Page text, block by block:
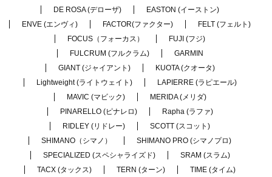
DE ROSA (デローザ)
EASTON (イーストン)
ENVE (エンヴィ)
FACTOR(ファクター)
FELT (フェルト)
FOCUS（フォーカス）
FUJI (フジ)
FULCRUM (フルクラム)
GARMIN
GIANT (ジャイアント)
KUOTA (クオータ)
Lightweight (ライトウェイト)
LAPIERRE (ラピエール)
MAVIC (マビック)
MERIDA (メリダ)
PINARELLO (ピナレロ)
Rapha (ラファ)
RIDLEY (リドレー)
SCOTT (スコット)
SHIMANO（シマノ）
SHIMANO PRO (シマノプロ)
SPECIALIZED (スペシャライズド)
SRAM (スラム)
TACX (タックス)
TERN (ターン)
TIME (タイム)